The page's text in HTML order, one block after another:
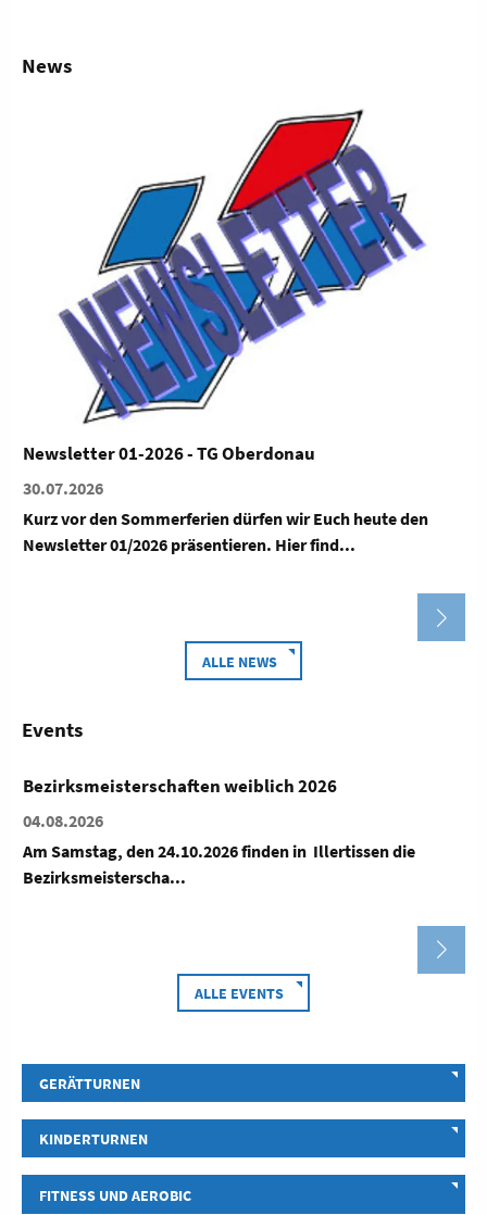
News
Internationaler Acro Cup begeistert in Königsbrunn
24.05.2026 , Sportakrobatik
Mit dem 4. Internationalen Augsburger Acro Cup hat der
ALLE NEWS
Events
Breitensport-Aktionstag
26.09.2026
Breitensport-Aktionstag Ort: Dillingen
ALLE EVENTS
GERÄTTURNEN
KINDERTURNEN
FITNESS UND AEROBIC